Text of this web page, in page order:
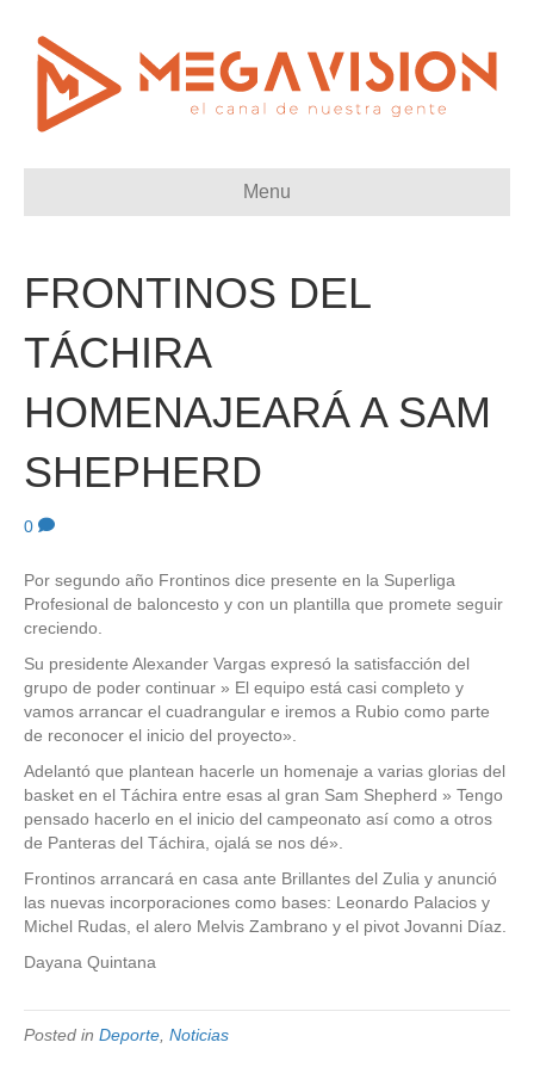
Menu
FRONTINOS DEL
TÁCHIRA
HOMENAJEARÁ A SAM
SHEPHERD
0
Por segundo año Frontinos dice presente en la Superliga
Profesional de baloncesto y con un plantilla que promete seguir
creciendo.
Su presidente Alexander Vargas expresó la satisfacción del
grupo de poder continuar » El equipo está casi completo y
vamos arrancar el cuadrangular e iremos a Rubio como parte
de reconocer el inicio del proyecto».
Adelantó que plantean hacerle un homenaje a varias glorias del
basket en el Táchira entre esas al gran Sam Shepherd » Tengo
pensado hacerlo en el inicio del campeonato así como a otros
de Panteras del Táchira, ojalá se nos dé».
Frontinos arrancará en casa ante Brillantes del Zulia y anunció
las nuevas incorporaciones como bases: Leonardo Palacios y
Michel Rudas, el alero Melvis Zambrano y el pivot Jovanni Díaz.
Dayana Quintana
Posted in Deporte Noticias